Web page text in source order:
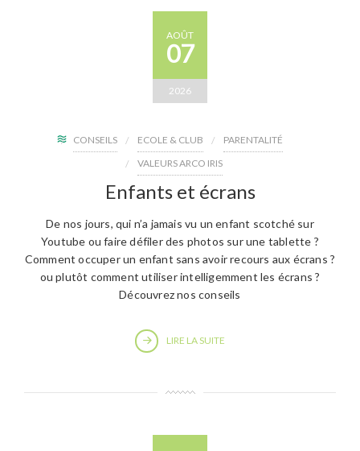
AOÛT
07
2026
CONSEILS ECOLE & CLUB
PARENTALITÉ
VALEURS ARCO IRIS
Enfants et écrans
De nos jours, qui n’a jamais vu un enfant scotché sur
Youtube ou faire défiler des photos sur une tablette ?
Comment occuper un enfant sans avoir recours aux écrans ?
ou plutôt comment utiliser intelligemment les écrans ?
Découvrez nos conseils
LIRE LA SUITE